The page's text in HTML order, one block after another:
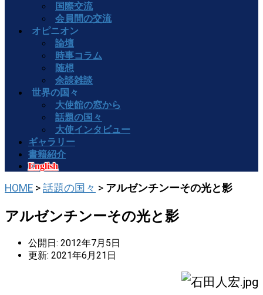
国際交流
会員間の交流
オピニオン
論壇
時事コラム
随想
余談雑談
世界の国々
大使館の窓から
話題の国々
大使インタビュー
ギャラリー
書籍紹介
English
HOME > 話題の国々 > アルゼンチンーその光と影
アルゼンチンーその光と影
公開日: 2012年7月5日
更新: 2021年6月21日